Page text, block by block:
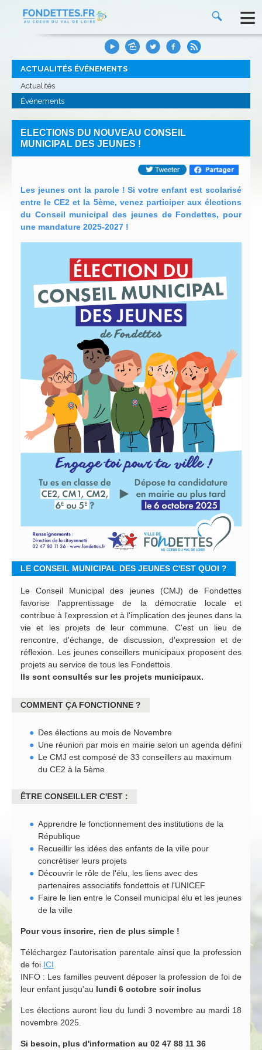
≡
ACTUALITÉS ÉVÉNEMENTS
Actualités
Événements
ELECTIONS DU NOUVEAU CONSEIL
MUNICIPAL DES JEUNES !
Les jeunes ont la parole ! Si votre enfant est scolarisé
entre le CE2 et la 5ème, venez participer aux élections
du Conseil municipal des jeunes de Fondettes, pour
une mandature 2025-2027 !
LE CONSEIL MUNICIPAL DES JEUNES C'EST QUOI ?
Le Conseil Municipal des jeunes (CMJ) de Fondettes
favorise l'apprentissage de la démocratie locale et
contribue à l'expression et à l'implication des jeunes dans la
vie et les projets de leur commune. C'est un lieu de
rencontre, d'échange, de discussion, d'expression et de
réflexion. Les jeunes conseillers municipaux proposent des
projets au service de tous les Fondettois.
Ils sont consultés sur les projets municipaux.
COMMENT ÇA FONCTIONNE ?
Des élections au mois de Novembre
Une réunion par mois en mairie selon un agenda défini
Le CMJ est composé de 33 conseillers au maximum
du CE2 à la 5ème
ÊTRE CONSEILLER C'EST :
Apprendre le fonctionnement des institutions de la
République
Recueillir les idées des enfants de la ville pour
concrétiser leurs projets
Découvrir le rôle de l'élu, les liens avec des
partenaires associatifs fondettois et l'UNICEF
Faire le lien entre le Conseil municipal élu et les jeunes
de la ville
Pour vous inscrire, rien de plus simple !
Téléchargez l'autorisation parentale ainsi que la profession
de foi ICI
INFO : Les familles peuvent déposer la profession de foi de
leur enfant jusqu'au lundi 6 octobre soir inclus
Les élections auront lieu du lundi 3 novembre au mardi 18
novembre 2025.
Si besoin, plus d'information au 02 47 88 11 36